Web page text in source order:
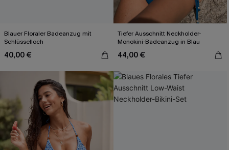
Blauer Floraler Badeanzug mit
Schlüsselloch
40,00 €
Tiefer Ausschnitt Neckholder-
Monokini-Badeanzug in Blau
44,00 €